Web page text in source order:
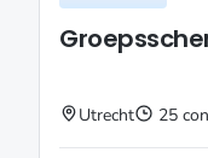
Utrecht 25